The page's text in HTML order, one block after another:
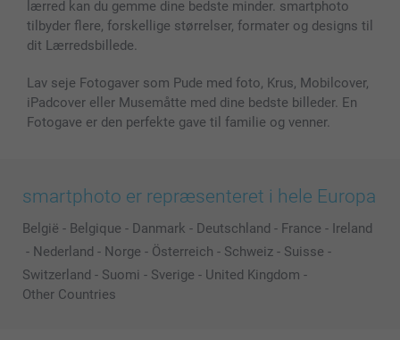
lærred kan du gemme dine bedste minder. smartphoto
tilbyder flere, forskellige størrelser, formater og designs til
dit Lærredsbillede.
Lav seje Fotogaver som Pude med foto, Krus, Mobilcover,
iPadcover eller Musemåtte med dine bedste billeder. En
Fotogave er den perfekte gave til familie og venner.
smartphoto er repræsenteret i hele Europa
België - Belgique - Danmark - Deutschland - France - Ireland
- Nederland - Norge - Österreich - Schweiz - Suisse -
Switzerland - Suomi - Sverige - United Kingdom -
Other Countries